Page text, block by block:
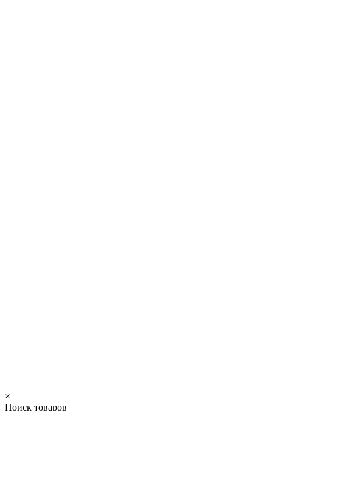
×
Поиск товаров